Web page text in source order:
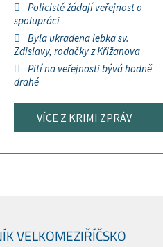
Policisté žádají veřejnost o
spolupráci
Byla ukradena lebka sv.
Zdislavy, rodačky z Křižanova
Pití na veřejnosti bývá hodně
drahé
VÍCE Z KRIMI ZPRÁV
VELKOMEZIŘÍČSKO